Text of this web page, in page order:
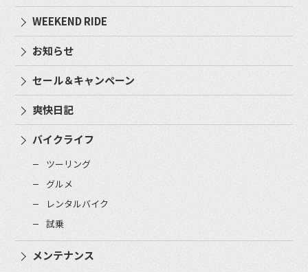
WEEKEND RIDE
お知らせ
セール＆キャンペーン
爽快日記
バイクライフ
ツーリング
グルメ
レンタルバイク
試乗
メンテナンス